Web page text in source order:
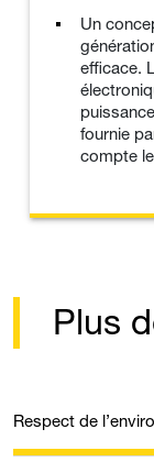
Un
efficace.
fournie
compte
Plus
Respect de